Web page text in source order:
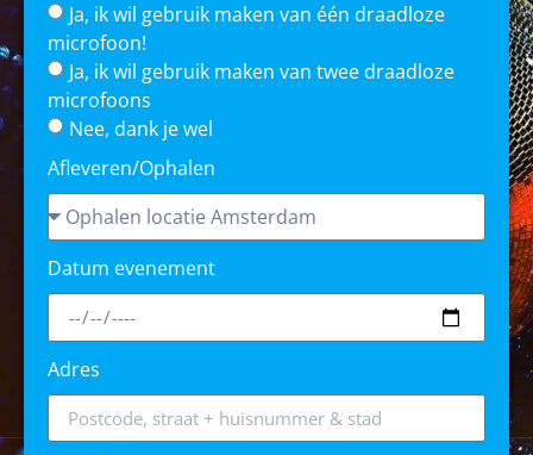
Ja, ik wil gebruik maken van één draadloze
microfoon!
Ja, ik wil gebruik maken van twee draadloze
microfoons
Nee, dank je wel
Afleveren/Ophalen
Datum evenement
Adres